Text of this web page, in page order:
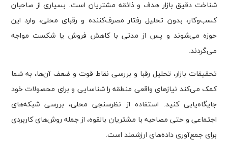
شناخت دقیق بازار هدف و ذائقه مشتریان است. بسیاری از صاحبان
کسب‌وکار، بدون تحلیل رفتار مصرف‌کننده و رقبای محلی، وارد این
حوزه می‌شوند و پس از مدتی با کاهش فروش یا شکست مواجه
می‌گردند.
تحقیقات بازار، تحلیل رقبا و بررسی نقاط قوت و ضعف آن‌ها، به شما
کمک می‌کند نیازهای واقعی منطقه را شناسایی و برای محصولات خود
جایگاه‌یابی کنید. استفاده از نظرسنجی محلی، بررسی شبکه‌های
اجتماعی و حتی مصاحبه با مشتریان بالقوه، از جمله روش‌های کاربردی
برای جمع‌آوری داده‌های ارزشمند است.